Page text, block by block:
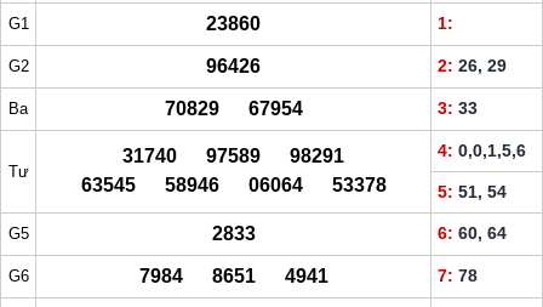
G1 23860 1:
G2 96426 2: 26, 29
Ba 70829 67954 3: 33
Tư
31740 97589 98291
63545 58946 06064 53378
4: 0,0,1,5,6
5: 51, 54
G5 2833 6: 60, 64
G6 7984 8651 4941 7: 78